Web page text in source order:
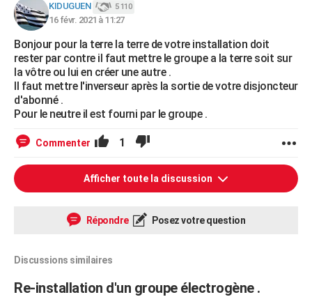
KIDUGUEN 5 110
16 févr. 2021 à 11:27
Bonjour pour la terre la terre de votre installation doit
rester par contre il faut mettre le groupe a la terre soit sur
la vôtre ou lui en créer une autre .
Il faut mettre l'inverseur après la sortie de votre disjoncteur
d'abonné .
Pour le neutre il est fourni par le groupe .
Commenter 1
Afficher toute la discussion
Répondre Posez votre question
Discussions similaires
Re-installation d'un groupe électrogène .